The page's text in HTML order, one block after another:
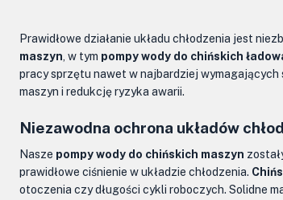
Prawidłowe działanie układu chłodzenia jest
maszyn , w tym pompy wody do chińskich
pracy sprzętu nawet w najbardziej
maszyn i redukcję ryzyka awarii.
Niezawodna ochrona układów
Nasze pompy wody do chińskich maszyn
prawidłowe ciśnienie w układzie chłodzenia.
otoczenia czy długości cykli roboczych. Solidne